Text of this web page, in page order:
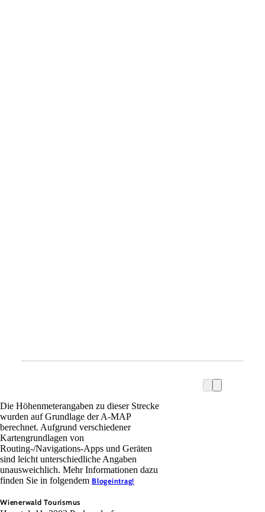
Die Höhenmeterangaben zu dieser Strecke
wurden auf Grundlage der A-MAP
berechnet. Aufgrund verschiedener
Kartengrundlagen von
Routing-/Navigations-Apps und Geräten
sind leicht unterschiedliche Angaben
unausweichlich. Mehr Informationen dazu
finden Sie in folgendem Blogeintrag!
Wienerwald Tourismus